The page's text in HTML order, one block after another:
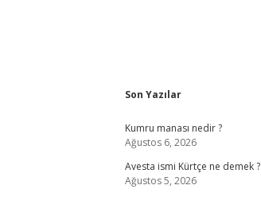
Sidebar
Son Yazılar
Kumru manası nedir ?
Ağustos 6, 2026
Avesta ismi Kürtçe ne demek ?
Ağustos 5, 2026